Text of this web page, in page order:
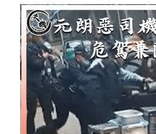
宏福苑聽證會
宏福火災正視聽
記錄．宏福苑火災
中國
國際
娛樂
反華推手你要知
反華推手懶人包
KOL 專欄